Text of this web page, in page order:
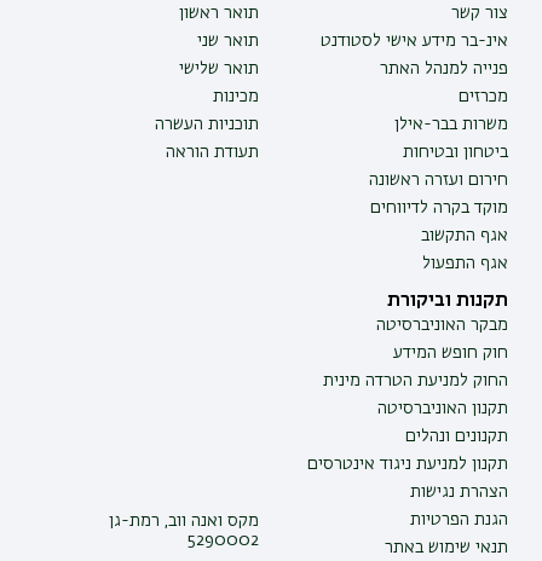
צור קשר
אינ-בר מידע אישי לסטודנט
פנייה למנהל האתר
מכרזים
משרות בבר-אילן
ביטחון ובטיחות
חירום ועזרה ראשונה
מוקד בקרה לדיווחים
אגף התקשוב
אגף התפעול
תואר ראשון
תואר שני
תואר שלישי
מכינות
תוכניות העשרה
תעודת הוראה
תקנות וביקורת
מבקר האוניברסיטה
חוק חופש המידע
החוק למניעת הטרדה מינית
תקנון האוניברסיטה
תקנונים ונהלים
תקנון למניעת ניגוד אינטרסים
הצהרת נגישות
הגנת הפרטיות
תנאי שימוש באתר
מקס ואנה ווב, רמת-גן
5290002